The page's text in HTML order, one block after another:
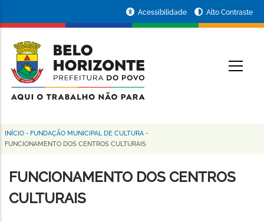
conteúdo
principal
da
Prefeitura
de
Horizonte
Acessibilidade Alto Contraste
Trilha
navegação
INÍCIO - FUNDAÇÃO MUNICIPAL DE CULTURA -
FUNCIONAMENTO DOS CENTROS CULTURAIS
FUNCIONAMENTO DOS CENTROS
CULTURAIS